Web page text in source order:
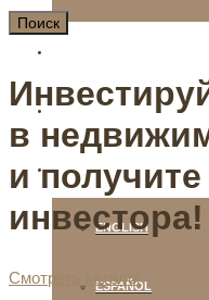
+34 678 433 086 / +34 932
РУССКИЙ
ENGLISH
ESPAÑOL
Поиск
в
и
инвестора!
Смотреть каталог